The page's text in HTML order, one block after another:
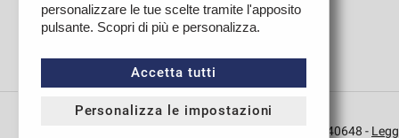
Copyright © 2026 Impresa Auto Srl - P.IVA 02923240648 -
personalizzare le tue scelte tramite l'apposito
pulsante. Scopri di più e personalizza.
Accetta tutti
Personalizza le impostazioni
Leggi
cookie